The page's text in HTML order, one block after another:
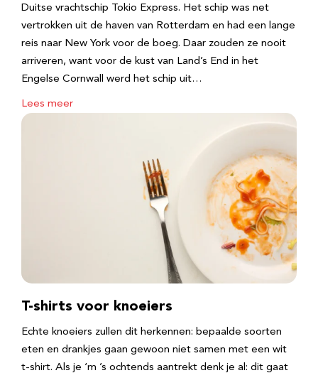
Duitse vrachtschip Tokio Express. Het schip was net
vertrokken uit de haven van Rotterdam en had een lange
reis naar New York voor de boeg. Daar zouden ze nooit
arriveren, want voor de kust van Land’s End in het
Engelse Cornwall werd het schip uit…
Lees meer
T-shirts voor knoeiers
Echte knoeiers zullen dit herkennen: bepaalde soorten
eten en drankjes gaan gewoon niet samen met een wit
t-shirt. Als je ‘m ’s ochtends aantrekt denk je al: dit gaat